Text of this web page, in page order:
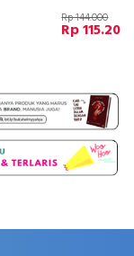
Rp 144.000
Rp 115.200